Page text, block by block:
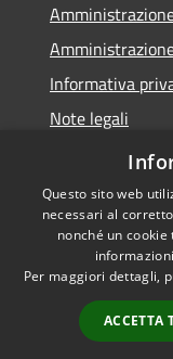
Informativa
Note legali
Dichiarazione
Accessibilità
Questo sito web
necessari al
nonché un
Per maggiori dettagli,
ACCETTA